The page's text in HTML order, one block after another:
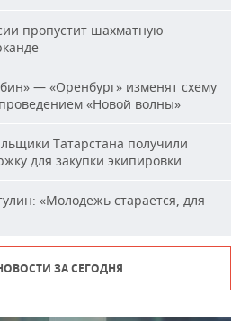
пропустит шахматную
— «Оренбург» изменят схему
«Новой волны»
Татарстана получили
для закупки экипировки
«Молодежь старается, для
ЗА СЕГОДНЯ